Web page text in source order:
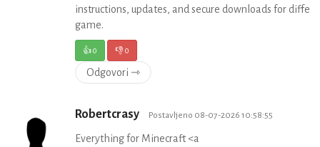
instructions, updates, and secure downloads for
game.
👍0 👎0
Odgovori ⇾
Robertcrasy Postavljeno 08-07-2026 10:58:55
Everything for Minecraft <a